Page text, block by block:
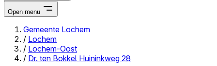
Open menu
Close menu
Gemeente Lochem
/ Lochem
/ Lochem-Oost
/ Dr. ten Bokkel Huininkweg 28